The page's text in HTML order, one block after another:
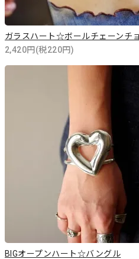
ガラスハート☆ボールチェーンチョ
2,420円(税220円)
BIGオープンハート☆バングル